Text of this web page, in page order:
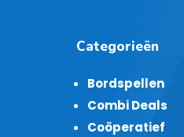
Categorieën
Bordspellen
Combi Deals
Coöperatief